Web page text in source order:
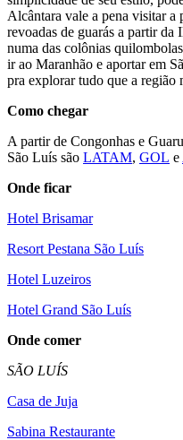
Alcântara vale a pena visitar a
revoadas de guarás a partir
numa das colônias
ir ao Maranhão e aportar em
pra explorar tudo que a região
Como chegar
A partir de Congonhas e
São Luís são LATAM, GOL e
Onde ficar
Hotel Brisamar
Resort Pestana São Luís
Hotel Luzeiros
Hotel Grand São Luís
Onde comer
SÃO LUÍS
Casa de Juja
Sabina Restaurante